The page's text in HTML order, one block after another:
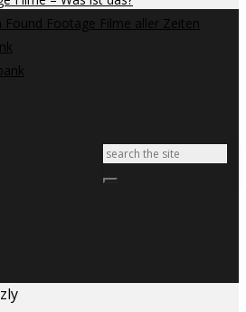
Found Footage Filme aller Zeiten